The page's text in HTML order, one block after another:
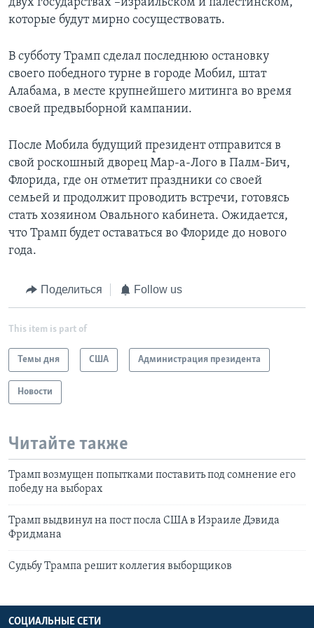
двух государствах –израильском и палестинском,
которые будут мирно сосуществовать.
В субботу Трамп сделал последнюю остановку
своего победного турне в городе Мобил, штат
Алабама, в месте крупнейшего митинга во время
своей предвыборной кампании.
После Мобила будущий президент отправится в
свой роскошный дворец Мар-а-Лого в Палм-Бич,
Флорида, где он отметит праздники со своей
семьей и продолжит проводить встречи, готовясь
стать хозяином Овального кабинета. Ожидается,
что Трамп будет оставаться во Флориде до нового
года.
Поделиться Follow us
This item is part of
Темы дня США Администрация президента
Новости
Читайте также
Трамп возмущен попытками поставить под сомнение его
победу на выборах
Трамп выдвинул на пост посла США в Израиле Дэвида
Фридмана
Судьбу Трампа решит коллегия выборщиков
СОЦИАЛЬНЫЕ СЕТИ